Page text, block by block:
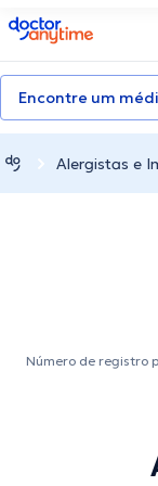
doctoranytime
Encontre um
Alergistas e
Número de registro